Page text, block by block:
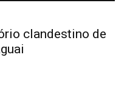
clandestino de